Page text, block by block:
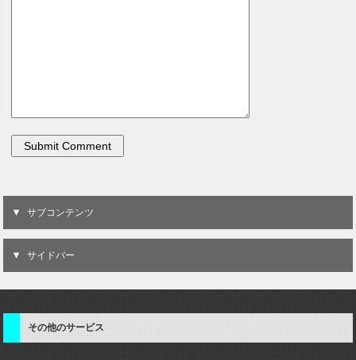
サブコンテンツ
サイドバー
その他のサービス